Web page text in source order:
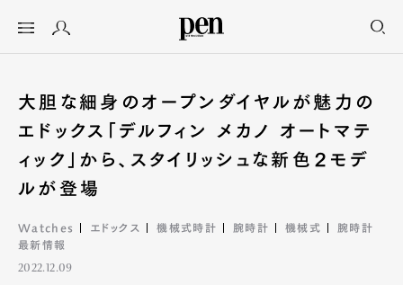
大胆な細身のオープンダイヤルが魅力の
エドックス「デルフィン メカノ オートマテ
ィック」から、スタイリッシュな新色２モデ
ルが登場
Watches エドックス 機械式時計 腕時計 機械式
腕時計
最新情報
2022.12.09